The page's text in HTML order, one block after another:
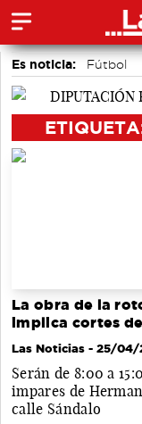
Es noticia: Fútbol
Motor
Medio
La obra de la
implica cortes
Las Noticias - 25/04/
Serán de 8:00 a
impares de
calle Sándalo